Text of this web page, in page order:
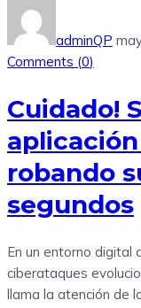
adminQP
Comments (0)
Cuidado!
robando
segundos
En un entorno digital
ciberataques
llama la atención de